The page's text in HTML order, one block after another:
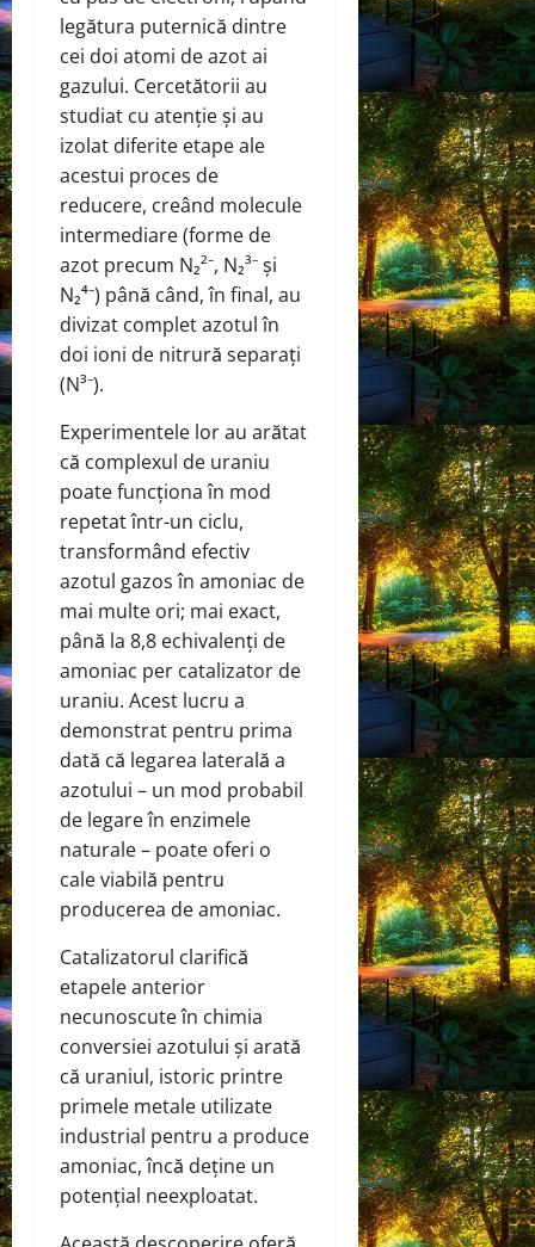
legătura puternică dintre
cei doi atomi de azot ai
gazului. Cercetătorii au
studiat cu atenție și au
izolat diferite etape ale
acestui proces de
reducere, creând molecule
intermediare (forme de
azot precum N₂²⁻, N₂³⁻ și
N₂⁴⁻) până când, în final, au
divizat complet azotul în
doi ioni de nitrură separați
(N³⁻).
Experimentele lor au arătat
că complexul de uraniu
poate funcționa în mod
repetat într-un ciclu,
transformând efectiv
azotul gazos în amoniac de
mai multe ori; mai exact,
până la 8,8 echivalenți de
amoniac per catalizator de
uraniu. Acest lucru a
demonstrat pentru prima
dată că legarea laterală a
azotului – un mod probabil
de legare în enzimele
naturale – poate oferi o
cale viabilă pentru
producerea de amoniac.
Catalizatorul clarifică
etapele anterior
necunoscute în chimia
conversiei azotului și arată
că uraniul, istoric printre
primele metale utilizate
industrial pentru a produce
amoniac, încă deține un
potențial neexploatat.